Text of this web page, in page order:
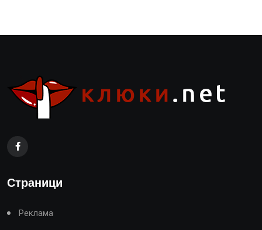
Страници
Реклама